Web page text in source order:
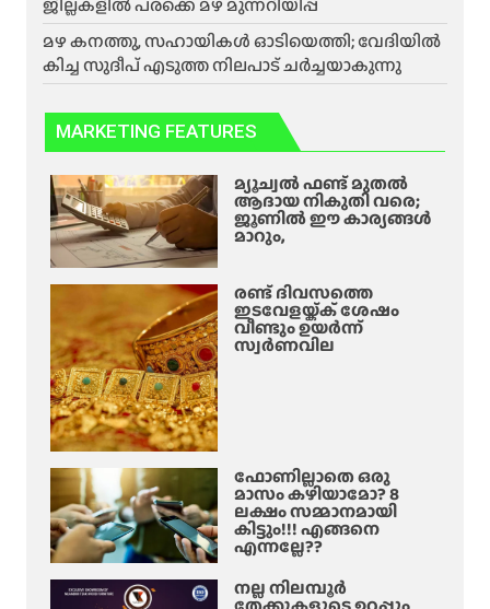
മഴ കനത്തു, സഹായികൾ ഓടിയെത്തി; വേദിയിൽ
കിച്ച സുദീപ് എടുത്ത നിലപാട് ചർച്ചയാകുന്നു
MARKETING FEATURES
മ്യൂച്വൽ ഫണ്ട് മുതൽ
ആദായ നികുതി വരെ;
ജൂണിൽ ഈ കാര്യങ്ങൾ
മാറും,
രണ്ട് ദിവസത്തെ
ഇടവേളയ്ക്ക് ശേഷം
വീണ്ടും ഉയർന്ന്
സ്വർണവില
ഫോണില്ലാതെ ഒരു
മാസം കഴിയാമോ? 8
ലക്ഷം സമ്മാനമായി
കിട്ടും!!! എങ്ങനെ
എന്നല്ലേ??
നല്ല നിലമ്പൂർ